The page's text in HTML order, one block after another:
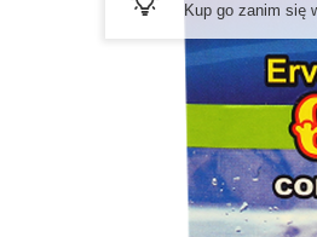
Kup go zanim się